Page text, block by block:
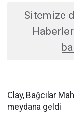
Sitemize
Haberler
Olay, Bağcılar
meydana geldi.